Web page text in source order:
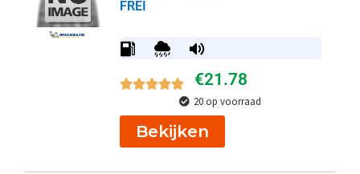
FREI
€21.78
20 op voorraad
Bekijken